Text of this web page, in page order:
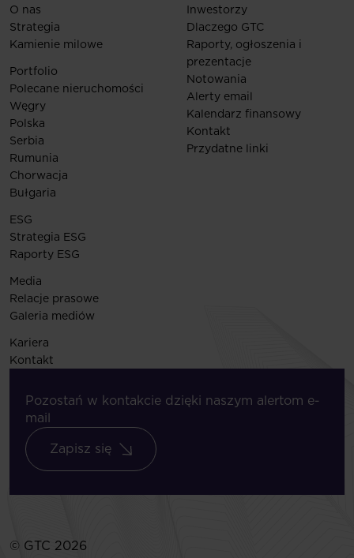
O nas
Strategia
Kamienie milowe
Portfolio
Polecane nieruchomości
Węgry
Polska
Serbia
Rumunia
Chorwacja
Bułgaria
Inwestorzy
Dlaczego GTC
Raporty, ogłoszenia i
prezentacje
Notowania
Alerty email
Kalendarz finansowy
Kontakt
Przydatne linki
ESG
Strategia ESG
Raporty ESG
Media
Relacje prasowe
Galeria mediów
Kariera
Kontakt
Pozostań w kontakcie dzięki naszym alertom e-
mail
Zapisz się
© GTC 2026